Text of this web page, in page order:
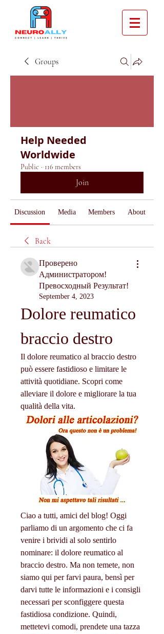
Groups
Help Needed
Worldwide
Public · 116 members
Join
Discussion Media Members About
Back
Проверено
Администратором!
Превосходный Результат!
September 4, 2023
Dolore reumatico
braccio destro
Il dolore reumatico al braccio destro
può essere fastidioso e limitare le
attività quotidiane. Scopri come
alleviare il dolore e migliorare la tua
qualità della vita.
Ciao a tutti, amici del blog! Oggi
parliamo di un argomento che ci fa
venire i brividi al solo sentirlo
nominare: il dolore reumatico al
braccio destro. Ma non temete, non
siamo qui per farvi paura, bensì per
darvi tutte le informazioni e i consigli
necessari per sconfiggere questa
fastidiosa condizione. Quindi,
mettetevi comodi, prendete una tazza